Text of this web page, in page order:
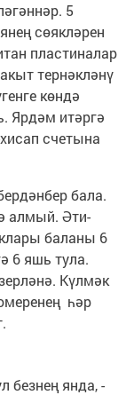
5
сөякләрен
пластиналар
тернәкләнү
көндә
Ярдәм итәргә
счетына
бала.
алмый. Әти-
баланы 6
6 яшь тула.
Күлмәк
һәр
безнең янда, -